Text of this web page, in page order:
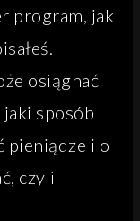
program, jak
osiągnać
sposób
pieniądze i o
czyli